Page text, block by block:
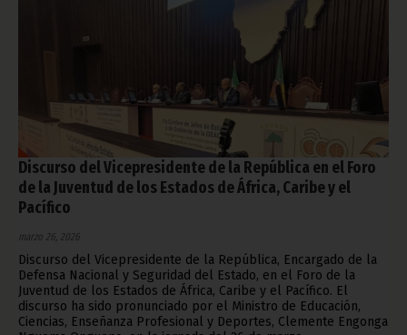
Discurso del Vicepresidente de la República en el Foro
de la Juventud de los Estados de África, Caribe y el
Pacífico
marzo 26, 2026
Discurso del Vicepresidente de la República, Encargado de la
Defensa Nacional y Seguridad del Estado, en el Foro de la
Juventud de los Estados de África, Caribe y el Pacífico. El
discurso ha sido pronunciado por el Ministro de Educación,
Ciencias, Enseñanza Profesional y Deportes, Clemente Engonga